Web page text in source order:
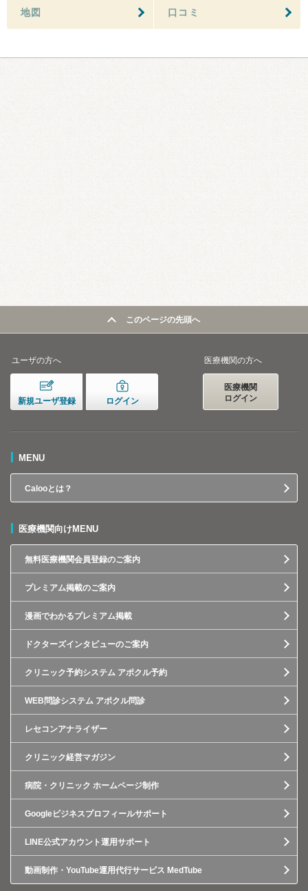
地図 口コミ
このページの先頭へ
ユーザの方へ
新規ユーザ登録 ログイン
医療機関の方へ
医療機関
ログイン
MENU
Calooとは？
医療機関向けMENU
無料医療機関会員登録のご案内
プレミアム掲載のご案内
漫画でわかるプレミアム掲載
ドクターズインタビューのご案内
クリニック予約システム アポクル予約
WEB問診システム アポクル問診
レセコンアナライザー
クリニック経営マガジン
病院・クリニック ホームページ制作
Googleビジネスプロフィールサポート
LINE公式アカウント運用サポート
動画制作・YouTube運用代行サービス MedTube